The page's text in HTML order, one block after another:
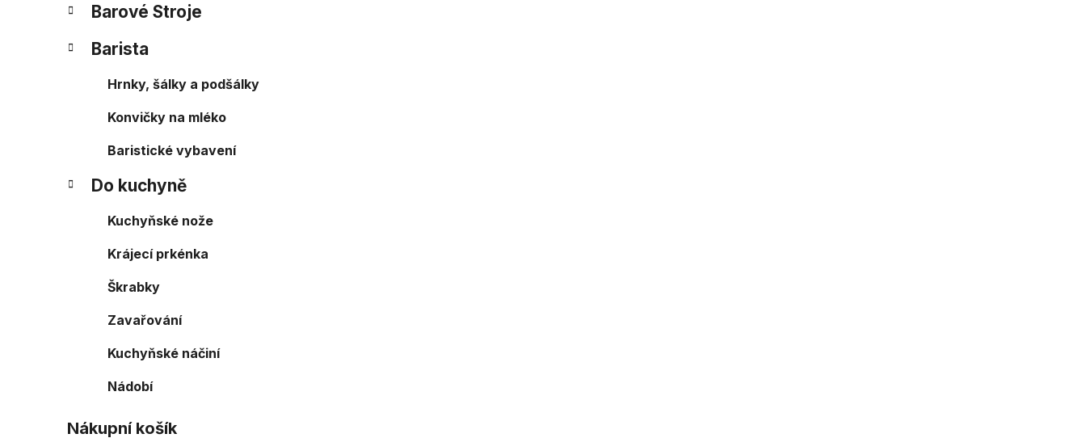
Barové Stroje
Barista
Hrnky, šálky a podšálky
Konvičky na mléko
Baristické vybavení
Do kuchyně
Kuchyňské nože
Krájecí prkénka
Škrabky
Zavařování
Kuchyňské náčiní
Nádobí
Nákupní košík